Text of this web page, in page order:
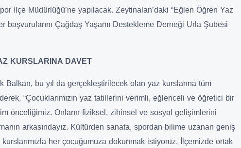
İlçe Müdürlüğü’ne yapılacak. Zeytinalan’daki “Eğlen Öğren Yaz
başvurularını Çağdaş Yaşamı Destekleme Derneği Urla Şubesi
KURSLARINA DAVET
Balkan, bu yıl da gerçekleştirilecek olan yaz kurslarına tüm
“Çocuklarımızın yaz tatillerini verimli, eğlenceli ve öğretici bir
önceliğimiz. Onların fiziksel, zihinsel ve sosyal gelişimlerini
arkasındayız. Kültürden sanata, spordan bilime uzanan geniş
her çocuğumuza dokunmak istiyoruz. İlçemizde ortak